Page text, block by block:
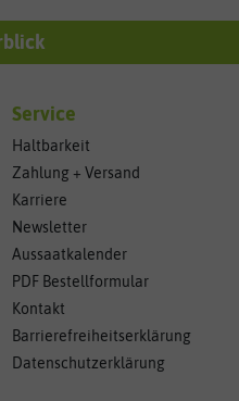
Service
Haltbarkeit
Zahlung + Versand
Karriere
Newsletter
Aussaatkalender
PDF Bestellformular
Kontakt
Barrierefreiheitserklärung
Datenschutzerklärung